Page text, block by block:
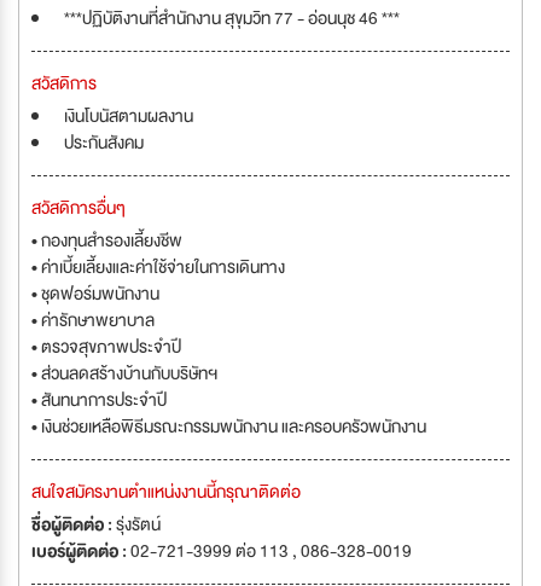
***ปฏิบัติงานที่สำนักงาน สุขุมวิท 77 - อ่อนนุช 46 ***
สวัสดิการ
เงินโบนัสตามผลงาน
ประกันสังคม
สวัสดิการอื่นๆ
• กองทุนสำรองเลี้ยงชีพ
• ค่าเบี้ยเลี้ยงและค่าใช้จ่ายในการเดินทาง
• ชุดฟอร์มพนักงาน
• ค่ารักษาพยาบาล
• ตรวจสุขภาพประจำปี
• ส่วนลดสร้างบ้านกับบริษัทฯ
• สันทนาการประจำปี
• เงินช่วยเหลือพิธีมรณะกรรมพนักงาน และครอบครัวพนักงาน
สนใจสมัครงานตำแหน่งงานนี้กรุณาติดต่อ
ชื่อผู้ติดต่อ :รุ่งรัตน์
เบอร์ผู้ติดต่อ :02-721-3999 ต่อ 113 , 086-328-0019